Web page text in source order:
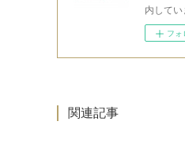
内して
フォ
関連記事